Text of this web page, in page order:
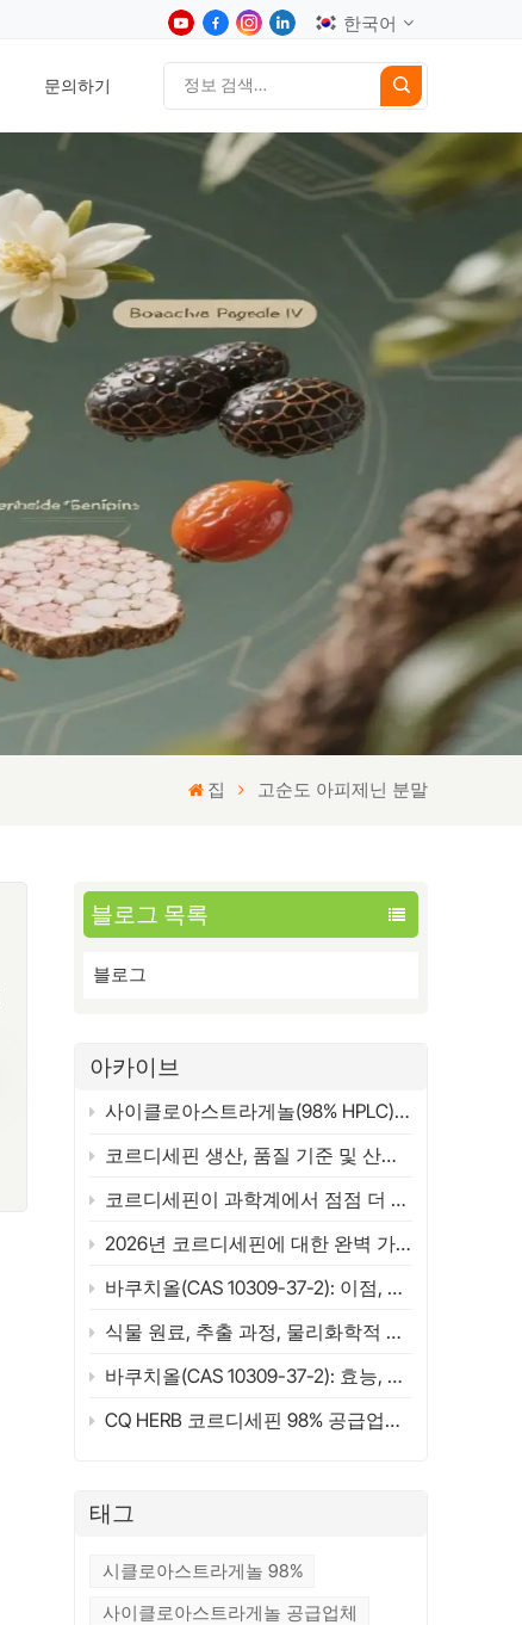
한국어
Español
日本語
한국어
문의하기
집 고순도 아피제닌 분말
블로그 목록
블로그
아카이브
사이클로아스트라게놀(98% HPLC) 공급업체 | 종합 가이드 2026 | CQHERB
코르디세핀 생산, 품질 기준 및 산업 응용 분야
코르디세핀이 과학계에서 점점 더 주목받는 이유는 무엇일까요? 구조, 원료 및 연구 개요 (2026)
2026년 코르디세핀에 대한 완벽 가이드(98%)
바쿠치올(CAS 10309-37-2): 이점, 응용 분야, 과학 연구 및 공급업체 선정 가이드(2026)
식물 원료, 추출 과정, 물리화학적 특성 및 작용 메커니즘
바쿠치올(CAS 10309-37-2): 효능, 활용법, 레티놀 비교 및 ​​구매 가이드 (2026)
CQ HERB 코르디세핀 98% 공급업체 및 제조업체 | 코르디세핀 CAS 73-03-0
태그
시클로아스트라게놀 98%
사이클로아스트라게놀 공급업체